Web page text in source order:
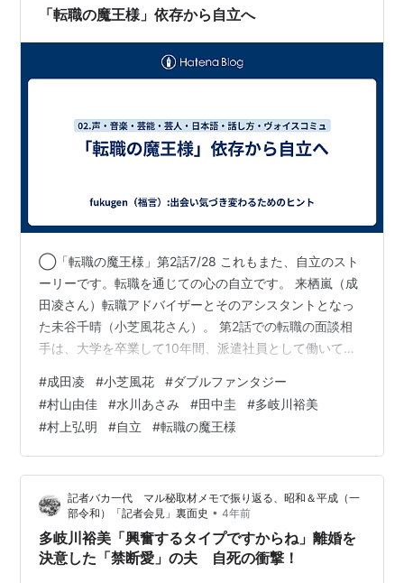
の三億円を遥かに超える11億円まで膨らみ制作会社一社
「転職の魔王様」依存から自立へ
◯「転職の魔王様」第2話7/28 これもまた、自立のスト
ーリーです。転職を通じての心の自立です。 来栖嵐（成
田凌さん）転職アドバイザーとそのアシスタントとなっ
た未谷千晴（小芝風花さん）。 第2話での転職の面談相
手は、大学を卒業して10年間、派遣社員として働いてき
いうのに、転職の動機や希望の職種、年収についても主
張がない。派遣社員を理由に彼氏にも振られる。 来栖ア
ドバイザーのことば、 「誰も失敗したくないし、何が正
解かわからない。 それでも自分で考えて決めるんです。
誰かに決められた正解は、あなたの正解ではない。 自分
の意思でで決めてください。大…
#成田凌 #小芝風花 #ダブルファンタジー
#村山由佳 #水川あさみ #田中圭 #多岐川裕美
#村上弘明 #自立 #転職の魔王様
記者バカ一代 マル秘取材メモで振り返る、昭和＆平成（一
部令和）「記者会見」裏面史 • 4年前
多岐川裕美「興奮するタイプですからね」離婚を
決意した「禁断愛」の夫 自死の衝撃！